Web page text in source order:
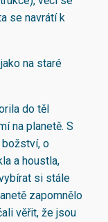
se navrátí k
na staré
do těl
na planetě. S
o
a houstla,
si stále
zapomnělo
věřit, že jsou